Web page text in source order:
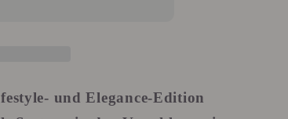
und Elegance-Edition